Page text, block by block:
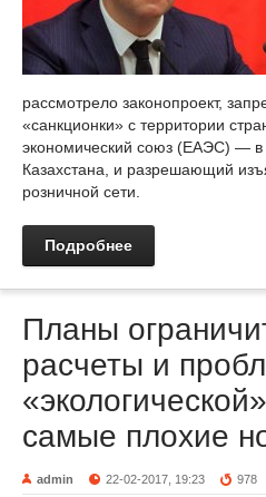
рассмотрело законопроект,
«санкционки» с территории
экономический союз (ЕАЭС) — в
Казахстана, и разрешающий
розничной сети.
Подробнее
Планы
расчеты и
самые плохие
admin 22-02-2017, 19:23 978